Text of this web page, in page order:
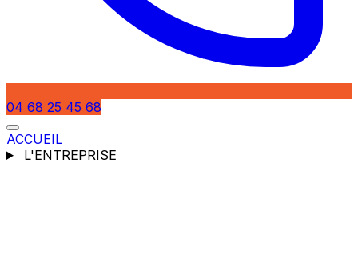
04 68 25 45 68
ACCUEIL
L'ENTREPRISE